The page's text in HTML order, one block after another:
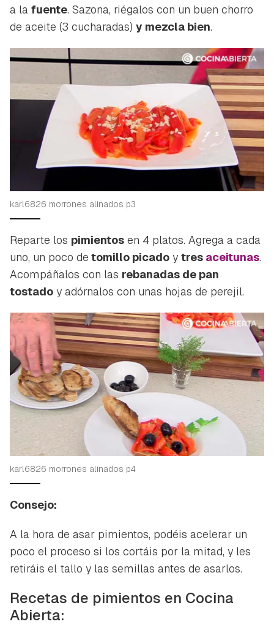
a la fuente. Sazona, riégalos con un buen chorro
de aceite (3 cucharadas) y mezcla bien.
karl6826 morrones alinados p3
Reparte los pimientos en 4 platos. Agrega a cada
uno, un poco de tomillo picado y tres aceitunas.
Acompáñalos con las rebanadas de pan
tostado y adórnalos con unas hojas de perejil.
karl6826 morrones alinados p4
Consejo:
A la hora de asar pimientos, podéis acelerar un
poco el proceso si los cortáis por la mitad, y les
retiráis el tallo y las semillas antes de asarlos.
Recetas de pimientos en Cocina
Abierta: